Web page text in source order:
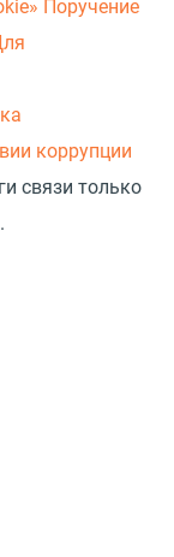
Поручение
коррупции
связи только